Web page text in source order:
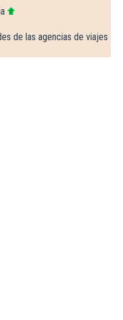
de las agencias de viajes